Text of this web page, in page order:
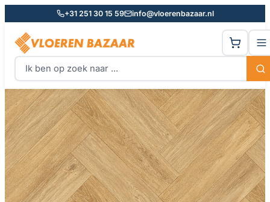
+31 251 30 15 59 info@vloerenbazaar.nl